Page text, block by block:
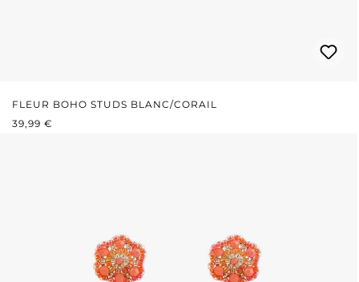
FLEUR BOHO STUDS BLANC/CORAIL
PRIX RÉGULIER :
39,99 €